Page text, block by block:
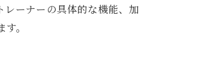
ーナーの具体的な機能、加
。